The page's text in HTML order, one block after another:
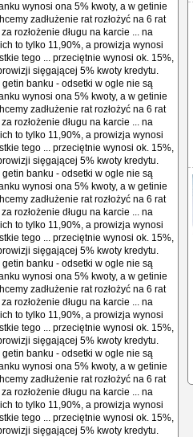
wynosi ona 5% kwoty, a w getinie
zadłużenie rat rozłożyć na 6 rat
rozłożenie długu na karcie ... na
to tylko 11,90%, a prowizja wynosi
tego ... przeciętnie wynosi ok. 15%,
sięgającej 5% kwoty kredytu.
banku - odsetki w ogle nie są
wynosi ona 5% kwoty, a w getinie
zadłużenie rat rozłożyć na 6 rat
rozłożenie długu na karcie ... na
to tylko 11,90%, a prowizja wynosi
tego ... przeciętnie wynosi ok. 15%,
sięgającej 5% kwoty kredytu.
banku - odsetki w ogle nie są
wynosi ona 5% kwoty, a w getinie
zadłużenie rat rozłożyć na 6 rat
rozłożenie długu na karcie ... na
to tylko 11,90%, a prowizja wynosi
tego ... przeciętnie wynosi ok. 15%,
sięgającej 5% kwoty kredytu.
banku - odsetki w ogle nie są
wynosi ona 5% kwoty, a w getinie
zadłużenie rat rozłożyć na 6 rat
rozłożenie długu na karcie ... na
to tylko 11,90%, a prowizja wynosi
tego ... przeciętnie wynosi ok. 15%,
sięgającej 5% kwoty kredytu.
banku - odsetki w ogle nie są
wynosi ona 5% kwoty, a w getinie
zadłużenie rat rozłożyć na 6 rat
rozłożenie długu na karcie ... na
to tylko 11,90%, a prowizja wynosi
tego ... przeciętnie wynosi ok. 15%,
sięgającej 5% kwoty kredytu.